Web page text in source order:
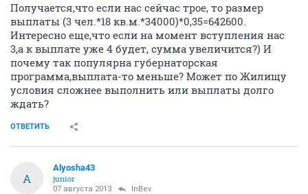
Получается,что если нас сейчас трое, то размер
выплаты (3 чел.*18 кв.м.*34000)*0,35=642600.
Интересно еще,что если на момент вступления нас
3,а к выплате уже 4 будет, сумма увеличится?) И
почему так популярна губернаторская
программа,выплата-то меньше? Может по Жилищу
условия сложнее выполнить или выплаты долго
ждать?
ОТВЕТИТЬ
A
Alyosha43
junior
07 августа 2013 InBev